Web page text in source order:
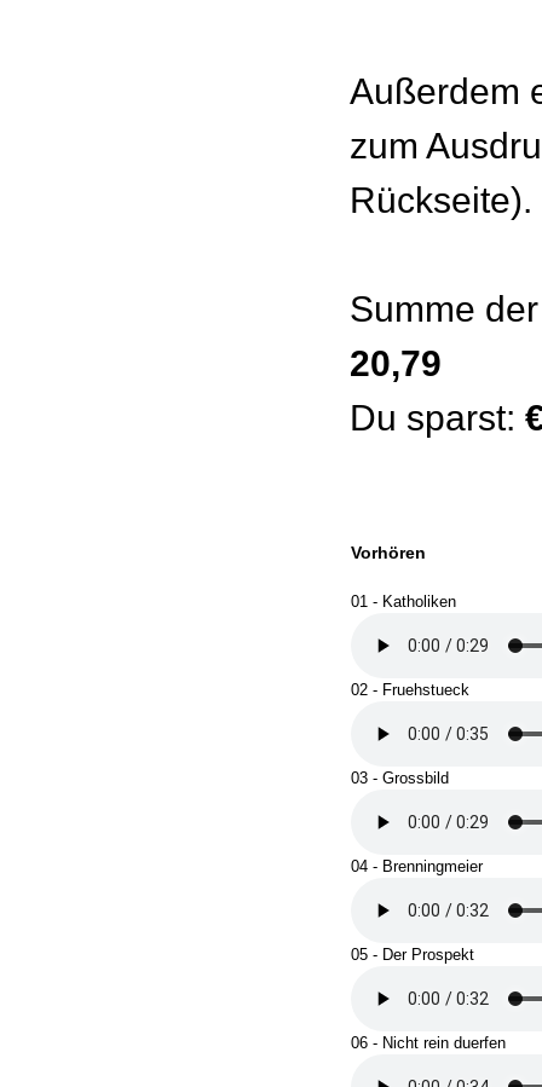
Außerdem
zum
Rückseite).
Summe
20,79
Du sparst:
Vorhören
01 - Katholiken
02 - Fruehstueck
03 - Grossbild
04 - Brenningmeier
05 - Der Prospekt
06 - Nicht rein duerfen